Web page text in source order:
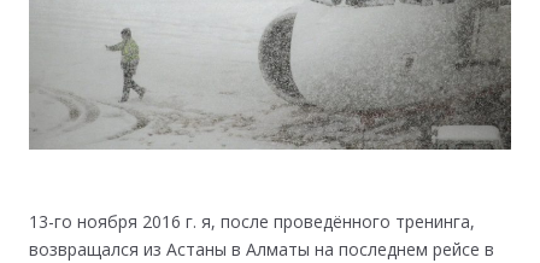
13-го ноября 2016 г. я, после проведённого тренинга,
возвращался из Астаны в Алматы на последнем рейсе в